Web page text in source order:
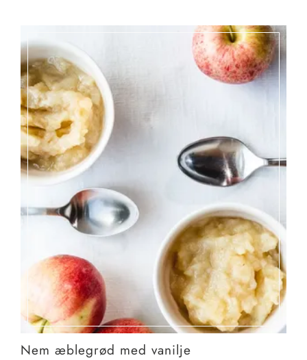
Nem æblegrød med vanilje